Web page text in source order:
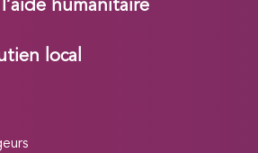
humanitaire
local